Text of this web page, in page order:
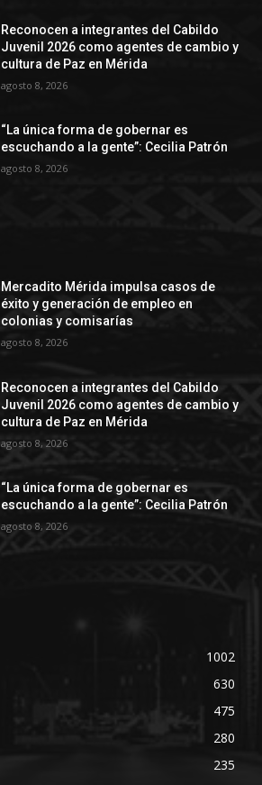
Reconocen a integrantes del Cabildo
Juvenil 2026 como agentes de cambio y
cultura de Paz en Mérida
agosto 8, 2026
“La única forma de gobernar es
escuchando a la gente”: Cecilia Patrón
agosto 8, 2026
Mercadito Mérida impulsa casos de
éxito y generación de empleo en
colonias y comisarías
agosto 8, 2026
Reconocen a integrantes del Cabildo
Juvenil 2026 como agentes de cambio y
cultura de Paz en Mérida
agosto 8, 2026
“La única forma de gobernar es
escuchando a la gente”: Cecilia Patrón
agosto 8, 2026
1002
630
475
280
235